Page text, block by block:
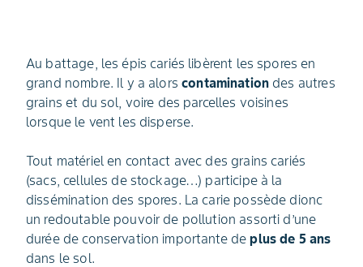
Au battage, les épis cariés libèrent les spores en
grand nombre. Il y a alorscontamination des autres
grains et du sol, voire des parcelles voisines
lorsque le vent les disperse.
Tout matériel en contact avec des grains cariés
(sacs, cellules de stockage…) participe à la
dissémination des spores. La carie possède dionc
un redoutable pouvoir de pollution assorti d’une
durée de conservation importante deplus de 5 ans
dans le sol.